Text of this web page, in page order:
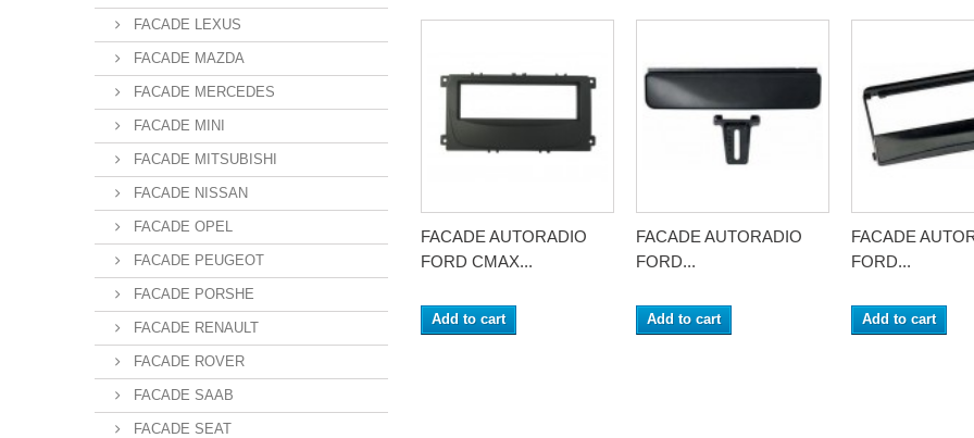
FACADE LEXUS
FACADE MAZDA
FACADE MERCEDES
FACADE MINI
FACADE MITSUBISHI
FACADE NISSAN
FACADE OPEL
FACADE PEUGEOT
FACADE PORSHE
FACADE RENAULT
FACADE ROVER
FACADE SAAB
FACADE SEAT
FACADE AUTORADIO
FORD CMAX...
Add to cart
FACADE AUTORADIO
FORD...
Add to cart
FACADE
FORD...
Add to cart